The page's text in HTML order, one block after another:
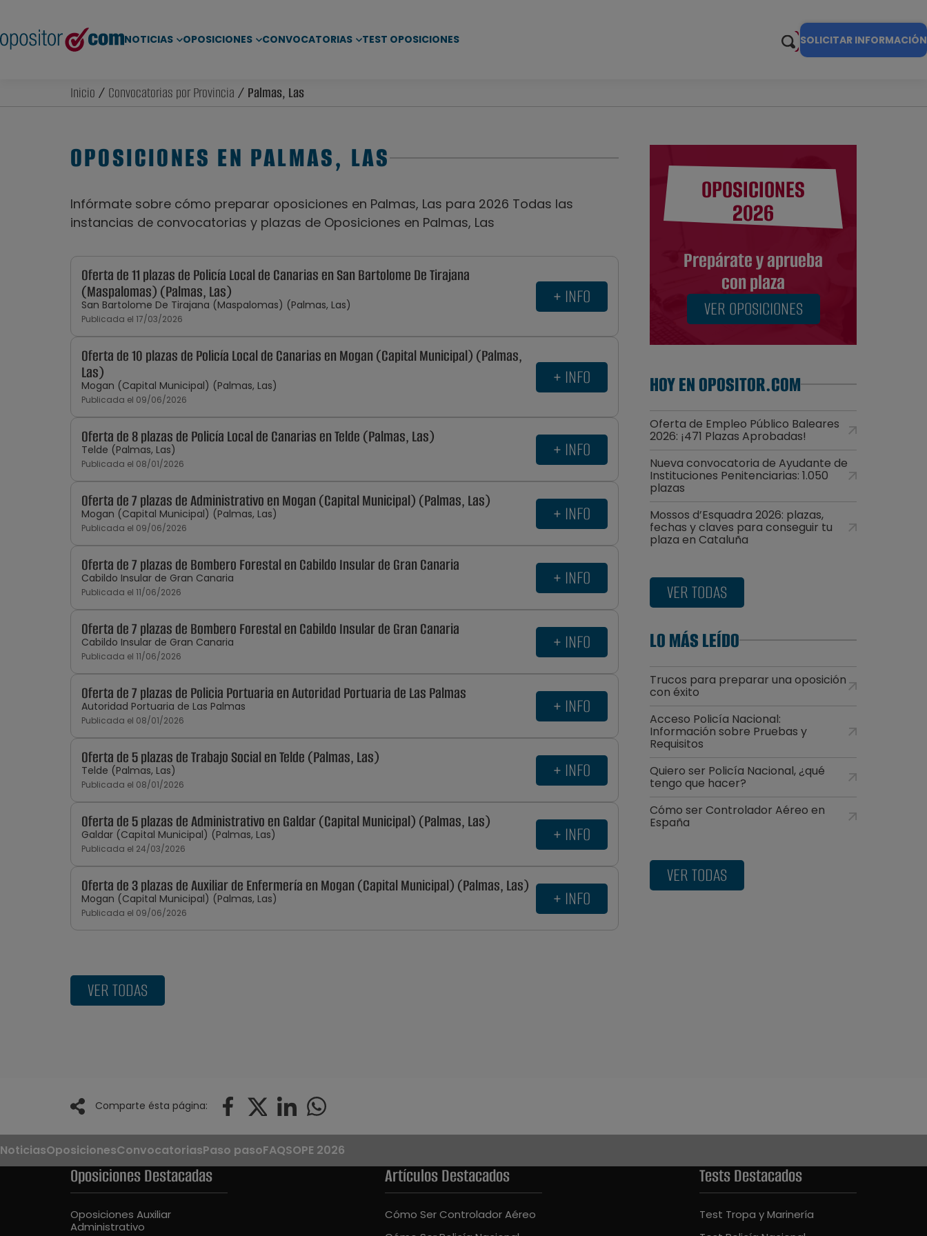
NOTICIAS OPOSICIONES CONVOCATORIAS TEST OPOSICIONES SOLICITAR INFORMACIÓN
Inicio / Convocatorias por Provincia / Palmas, Las
OPOSICIONES EN PALMAS, LAS
Infórmate sobre cómo preparar oposiciones en Palmas, Las para 2026 Todas las
instancias de convocatorias y plazas de Oposiciones en Palmas, Las
Oferta de 11 plazas de Policía Local de Canarias en San Bartolome De Tirajana
(Maspalomas) (Palmas, Las)
San Bartolome De Tirajana (Maspalomas) (Palmas, Las)
Publicada el 17/03/2026
+ INFO
Oferta de 10 plazas de Policía Local de Canarias en Mogan (Capital Municipal) (Palmas,
Las)
Mogan (Capital Municipal) (Palmas, Las)
Publicada el 09/06/2026
+ INFO
Oferta de 8 plazas de Policía Local de Canarias en Telde (Palmas, Las)
Telde (Palmas, Las)
Publicada el 08/01/2026
+ INFO
Oferta de 7 plazas de Administrativo en Mogan (Capital Municipal) (Palmas, Las)
Mogan (Capital Municipal) (Palmas, Las)
Publicada el 09/06/2026
+ INFO
Oferta de 7 plazas de Bombero Forestal en Cabildo Insular de Gran Canaria
Cabildo Insular de Gran Canaria
Publicada el 11/06/2026
+ INFO
Oferta de 7 plazas de Bombero Forestal en Cabildo Insular de Gran Canaria
Cabildo Insular de Gran Canaria
Publicada el 11/06/2026
+ INFO
Oferta de 7 plazas de Policia Portuaria en Autoridad Portuaria de Las Palmas
Autoridad Portuaria de Las Palmas
Publicada el 08/01/2026
+ INFO
Oferta de 5 plazas de Trabajo Social en Telde (Palmas, Las)
Telde (Palmas, Las)
Publicada el 08/01/2026
+ INFO
Oferta de 5 plazas de Administrativo en Galdar (Capital Municipal) (Palmas, Las)
Galdar (Capital Municipal) (Palmas, Las)
Publicada el 24/03/2026
+ INFO
Oferta de 3 plazas de Auxiliar de Enfermería en Mogan (Capital Municipal) (Palmas, Las)
Mogan (Capital Municipal) (Palmas, Las)
Publicada el 09/06/2026
+ INFO
VER TODAS
OPOSICIONES
2026
Prepárate y aprueba
con plaza
VER OPOSICIONES
HOY EN OPOSITOR.COM
Oferta de Empleo Público Baleares
2026: ¡471 Plazas Aprobadas!
Nueva convocatoria de Ayudante de
Instituciones Penitenciarias: 1.050
plazas
Mossos d’Esquadra 2026: plazas,
fechas y claves para conseguir tu
plaza en Cataluña
VER TODAS
LO MÁS LEÍDO
Trucos para preparar una oposición
con éxito
Acceso Policía Nacional:
Información sobre Pruebas y
Requisitos
Quiero ser Policía Nacional, ¿qué
tengo que hacer?
Cómo ser Controlador Aéreo en
España
VER TODAS
Comparte ésta página:
NoticiasOposicionesConvocatoriasPaso pasoFAQSOPE 2026
Oposiciones Destacadas
Oposiciones Auxiliar
Administrativo
Artículos Destacados
Cómo Ser Controlador Aéreo
Tests Destacados
Test Tropa y Marinería